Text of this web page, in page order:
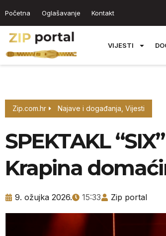
Početna Oglašavanje Kontakt
VIJESTI
Zip.com.hr Najave i događanja Vijesti
SPEKTAKL
Krapina
9. ožujka 2026. 15:33 Zip portal